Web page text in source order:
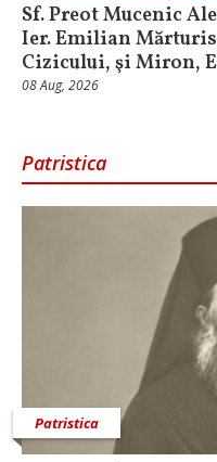
Sf. Preot Mucenic
Ier. Emilian
Cizicului, şi Miron,
08 Aug, 2026
Patristica
Patristica